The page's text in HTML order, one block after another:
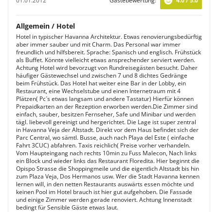
Allgemein / Hotel
Hotel in typischer Havanna Architektur. Etwas renovierungsbedürftig
aber immer sauber und mit Charm. Das Personal war immer
freundlich und hilfsbereit. Sprache: Spanisch und englisch. Frühstück
als Buffet. Könnte vielleicht etwas ansprechender serviert werden.
Achtung Hotel wird bevorzugt von Rundreisegästen besucht. Daher
häufiger Gästewechsel und zwischen 7 und 8 dichtes Gedränge
beim Frühstück. Das Hotel hat weiter eine Bar in der Lobby, ein
Restaurant, eine Wechselstube und einen Internetraum mit 4
Plätzen( Pc´s etwas langsam und andere Tastatur) Hierfür können
Prepaidkarten an der Rezeption erworben werden.Die Zimmer sind
einfach, sauber, besitzen Fernseher, Safe und Minibar und werden
tägl. liebevoll gereinigt und hergerichtet. Die Lage ist super zentral
in Havanna Veja der Altstadt. Direkt vor dem Haus befindet sich der
Parc Central, wo sämtl. Busse, auch nach Playa del Este ( einfache
Fahrt 3CUC) abfahren. Taxis reichlich( Preise vorher verhandeln.
Vom Haupteingang nach rechts 10min zu Fuss Malecon, Nach links
ein Block und wieder links das Restaurant Floredita. Hier beginnt die
Opispo Strasse die Shoppingmeile und die eigentlich Altstadt bis hin
zum Plaza Veja, Dos Hermanos usw. Wer die Stadt Havanna kennen
lernen will, in den netten Restaurants auswärts essen möchte und
keinen Pool im Hotel brauch ist hier gut aufgehoben. Die Fassade
und einige Zimmer werden gerade renoviert. Achtung Innenstadt
bedingt für Sensible Gäste etwas laut.